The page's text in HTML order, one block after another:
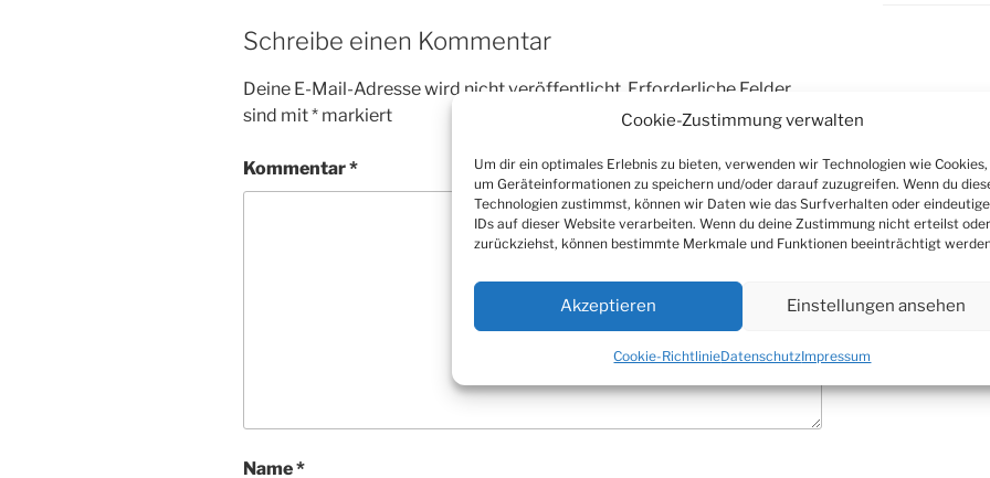
Cookie-Zustimmung verwalten
Um dir ein optimales Erlebnis zu bieten, verwenden wir Technologien wie Cookies,
um Geräteinformationen zu speichern und/oder darauf zuzugreifen. Wenn du
Technologien zustimmst, können wir Daten wie das Surfverhalten oder eindeutige
IDs auf dieser Website verarbeiten. Wenn du deine Zustimmung nicht erteilst oder
zurückziehst, können bestimmte Merkmale und Funktionen beeinträchtigt
Akzeptieren Einstellungen ansehen
Cookie-RichtlinieDatenschutzImpressum
Schreibe einen Kommentar
Deine E-Mail-Adresse wird nicht veröffentlicht. Erforderliche Felder
sind mit* markiert
Kommentar*
Name*